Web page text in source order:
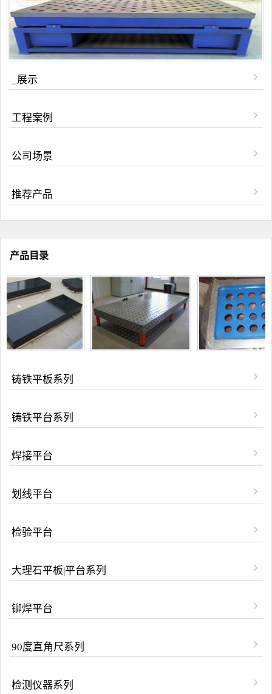
_展示
工程案例
公司场景
推荐产品
产品目录
铸铁平板系列
铸铁平台系列
焊接平台
划线平台
检验平台
大理石平板|平台系列
铆焊平台
90度直角尺系列
检测仪器系列